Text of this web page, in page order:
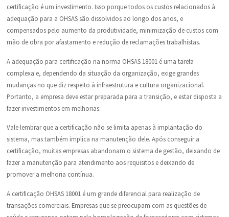
certificação é um investimento. Isso porque todos os custos relacionados à
adequação para a OHSAS são dissolvidos ao longo dos anos, e
compensados pelo aumento da produtividade, minimização de custos com
mão de obra por afastamento e redução de reclamações trabalhistas.
A adequação para certificação na norma OHSAS 18001 é uma tarefa
complexa e, dependendo da situação da organização, exige grandes
mudanças no que diz respeito à infraestrutura e cultura organizacional.
Portanto, a empresa deve estar preparada para a transição, e estar disposta a
fazer investimentos em melhorias.
Vale lembrar que a certificação não se limita apenas à implantação do
sistema, mas também implica na manutenção dele. Após conseguir a
certificação, muitas empresas abandonam o sistema de gestão, deixando de
fazer a manutenção para atendimento aos requisitos e deixando de
promover a melhoria contínua.
A certificação OHSAS 18001 é um grande diferencial para realização de
transações comerciais. Empresas que se preocupam com as questões de